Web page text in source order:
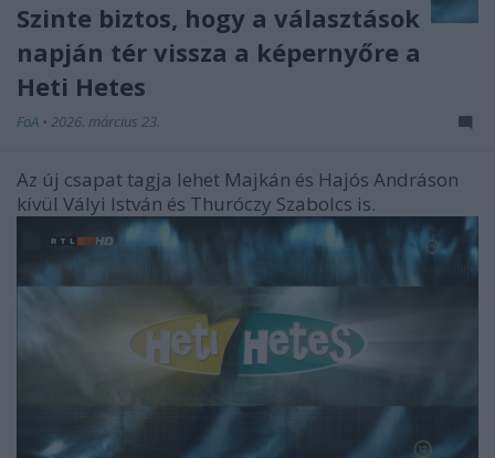
Szinte biztos, hogy a választások
napján tér vissza a képernyőre a
Heti Hetes
FoA • 2026. március 23.
Az új csapat tagja lehet Majkán és Hajós Andráson
kívül Vályi István és Thuróczy Szabolcs is.